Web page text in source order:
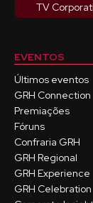
TV
EVENTOS
Últimos eventos
GRH Connection
Premiações
Fóruns
Confraria GRH
GRH Regional
GRH Experience
GRH Celebration